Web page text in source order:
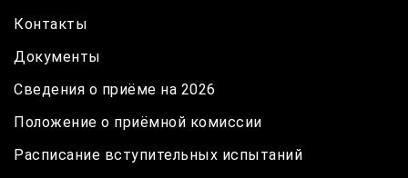
Контакты
Документы
Сведения о приёме на 2026
Положение о приёмной комиссии
Расписание вступительных испытаний